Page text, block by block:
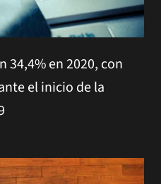
34,4% en 2020, con
el inicio de la